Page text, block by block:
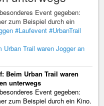
Event gegeben:
zum Beispiel durch ein
#Laufevent #UrbanTrail
Trail waren Jogger an
Beim Urban Trail waren
unterwegs
Event gegeben:
zum Beispiel durch ein Kino.